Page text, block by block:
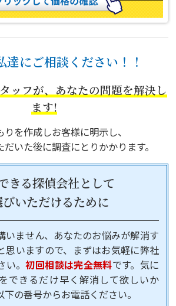
達にご相談ください！！
ッフが、あなたの問題を解決し
ます!
を作成しお客様に明示し、
いた後に調査にとりかかります。
きる探偵会社として
いただけるために
いません、あなたのお悩みが解消す
思いますので、まずはお気軽に弊社
い。初回相談は完全無料です。気に
できるだけ早く解消して欲しいか
の番号からお電話ください。